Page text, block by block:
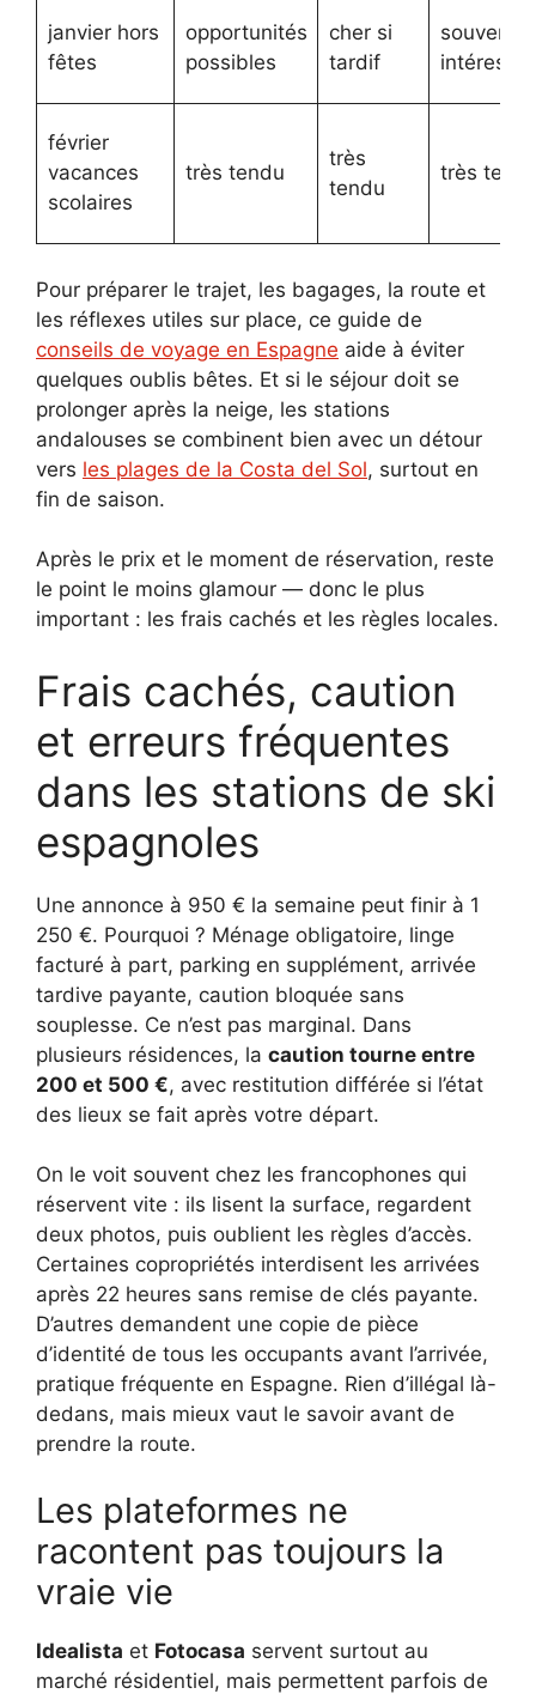
janvier hors
fêtes
opportunités
possibles
cher si
tardif
souvent
février
vacances
scolaires
très tendu
très
tendu
très
Pour préparer le trajet, les bagages, la route et
les réflexes utiles sur place, ce guide de
conseils de voyage en Espagne aide à éviter
quelques oublis bêtes. Et si le séjour doit se
prolonger après la neige, les stations
andalouses se combinent bien avec un détour
vers les plages de la Costa del Sol, surtout en
fin de saison.
Après le prix et le moment de réservation, reste
le point le moins glamour — donc le plus
important : les frais cachés et les règles locales.
Frais cachés, caution
et erreurs fréquentes
dans les stations de ski
espagnoles
Une annonce à 950 € la semaine peut finir à 1
250 €. Pourquoi ? Ménage obligatoire, linge
facturé à part, parking en supplément, arrivée
tardive payante, caution bloquée sans
souplesse. Ce n’est pas marginal. Dans
plusieurs résidences, la caution tourne entre
200 et 500 €, avec restitution différée si l’état
des lieux se fait après votre départ.
On le voit souvent chez les francophones qui
réservent vite : ils lisent la surface, regardent
deux photos, puis oublient les règles d’accès.
Certaines copropriétés interdisent les arrivées
après 22 heures sans remise de clés payante.
D’autres demandent une copie de pièce
d’identité de tous les occupants avant l’arrivée,
pratique fréquente en Espagne. Rien d’illégal là-
dedans, mais mieux vaut le savoir avant de
prendre la route.
Les plateformes ne
racontent pas toujours la
vraie vie
Idealista et Fotocasa servent surtout au
marché résidentiel, mais permettent parfois de